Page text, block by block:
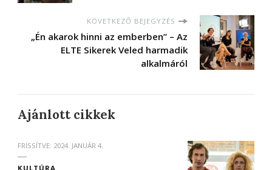
KÖVETKEZŐ BEJEGYZÉS
„Én akarok hinni az emberben” – Az
ELTE Sikerek Veled harmadik
alkalmáról
Ajánlott cikkek
FRISSÍTVE: 2024. JANUÁR 4.
KULTÚRA